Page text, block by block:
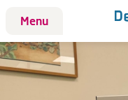
Menu
Patiënt